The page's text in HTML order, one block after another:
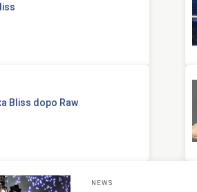
Bliss dopo Raw
NEWS